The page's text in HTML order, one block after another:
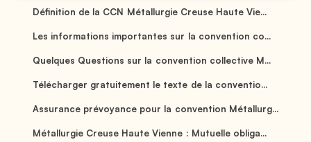
Définition de la CCN Métallurgie Creuse Haute Vie...
Les informations importantes sur la convention co...
Quelques Questions sur la convention collective M...
Télécharger gratuitement le texte de la conventio...
Assurance prévoyance pour la convention Métallurg...
Métallurgie Creuse Haute Vienne : Mutuelle obliga...